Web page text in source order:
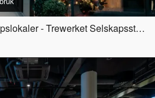
Trewerket - Valle selskapslokaler - Trewerket Selskapsstuen